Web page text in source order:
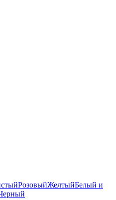
РозовыйЖелтыйБелый и